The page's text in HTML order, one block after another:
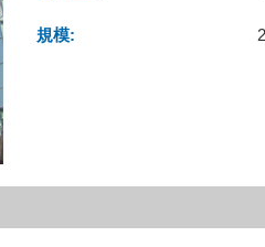
規模: